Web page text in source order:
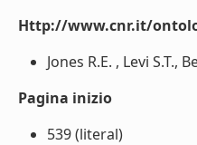
Http://www.cnr.it/
Jones R.E. , Levi S.T.,
Pagina inizio
539 (literal)